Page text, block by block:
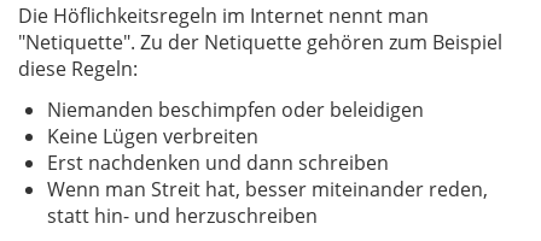
Die Höflichkeitsregeln im Internet nennt man
"Netiquette". Zu der Netiquette gehören zum Beispiel
diese Regeln:
Niemanden beschimpfen oder beleidigen
Keine Lügen verbreiten
Erst nachdenken und dann schreiben
Wenn man Streit hat, besser miteinander reden,
statt hin- und herzuschreiben